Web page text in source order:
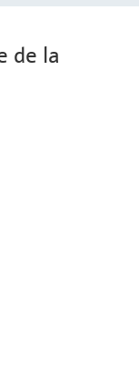
de la